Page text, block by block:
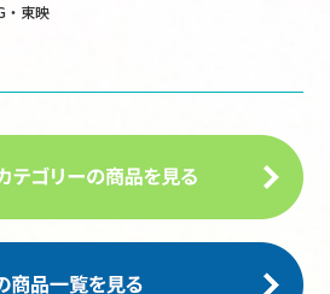
・東映